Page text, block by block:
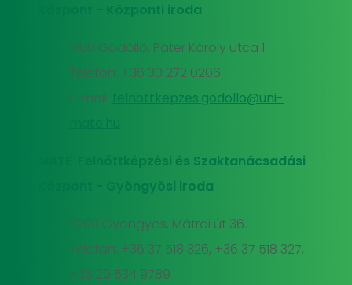
Központ - Központi iroda
2100 Gödöllő, Páter Károly utca 1.
Telefon: +36 30 272 0206
E-mail:
felnottkepzes.godollo@uni-
MATE Felnőttképzési és Szaktanácsadási
Központ - Gyöngyösi iroda
3200 Gyöngyös, Mátrai út 36.
Telefon: +36 37 518 326, +36 37 518 327,
+36 20 534 9789